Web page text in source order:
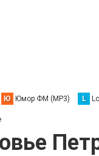
Ю Юмор ФМ (MP3) L